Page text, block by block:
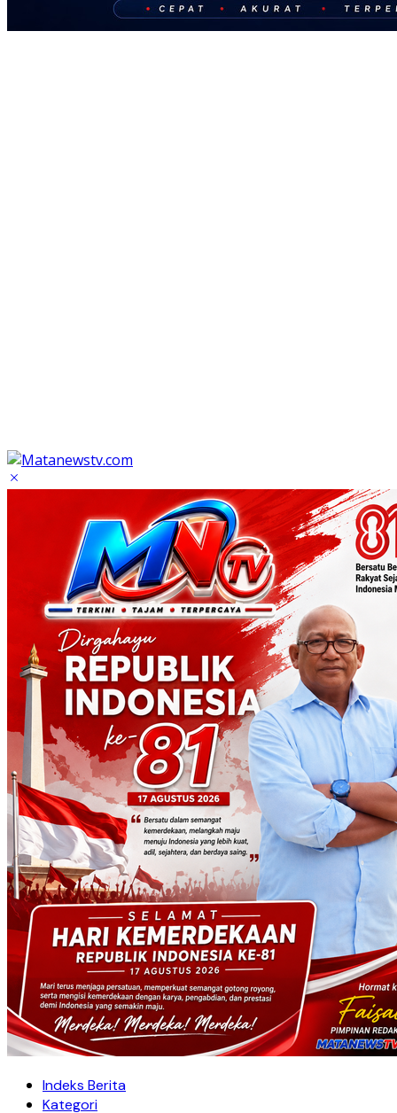
Indeks Berita
Kategori